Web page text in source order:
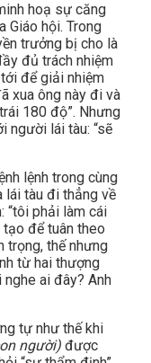
hoạ sự căng
Giáo hội. Trong
trưởng bị cho là
đủ trách nhiệm
tới để giải nhiệm
xua ông này đi và
180 độ”. Nhưng
người lái tàu: “sẽ
lệnh trong cùng
lái tàu đi thẳng về
“tôi phải làm cái
để tuân theo
trọng, thế nhưng
từ hai thượng
ai đây? Anh
tự như thế khi
người) được